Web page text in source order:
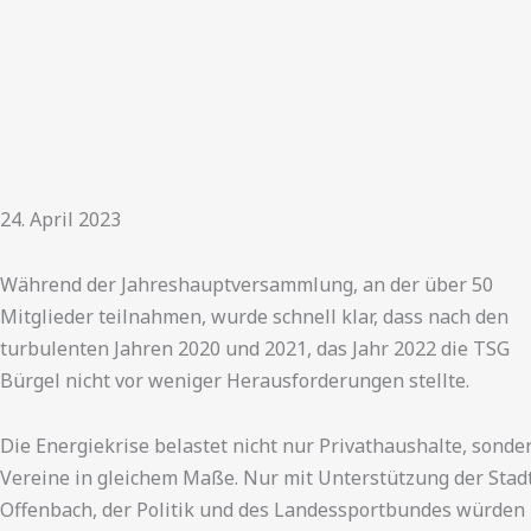
24. April 2023
Während der Jahreshauptversammlung, an der über 50
Mitglieder teilnahmen, wurde schnell klar, dass nach den
turbulenten Jahren 2020 und 2021, das Jahr 2022 die TSG
Bürgel nicht vor weniger Herausforderungen stellte.
Die Energiekrise belastet nicht nur Privathaushalte,
Vereine in gleichem Maße. Nur mit Unterstützung der
Offenbach, der Politik und des Landessportbundes würden